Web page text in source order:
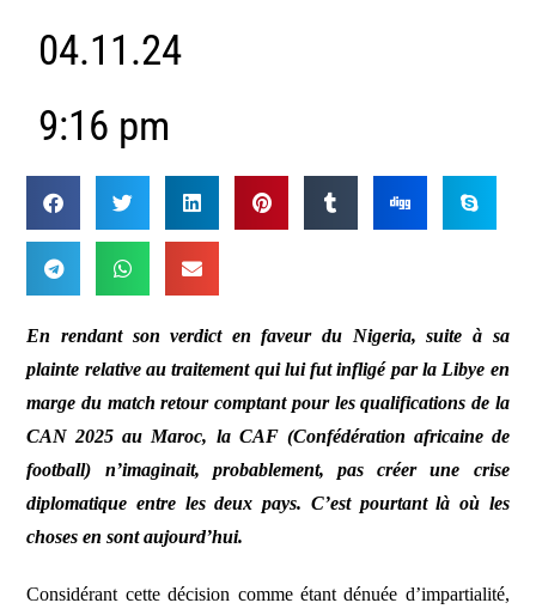
04.11.24
9:16 pm
En rendant son verdict en faveur du Nigeria, suite à sa
plainte relative au traitement qui lui fut infligé par la Libye en
marge du match retour comptant pour les qualifications de la
CAN 2025 au Maroc, la CAF (Confédération africaine de
football) n’imaginait, probablement, pas créer une crise
diplomatique entre les deux pays. C’est pourtant là où les
choses en sont aujourd’hui.
Considérant cette décision comme étant dénuée d’impartialité,